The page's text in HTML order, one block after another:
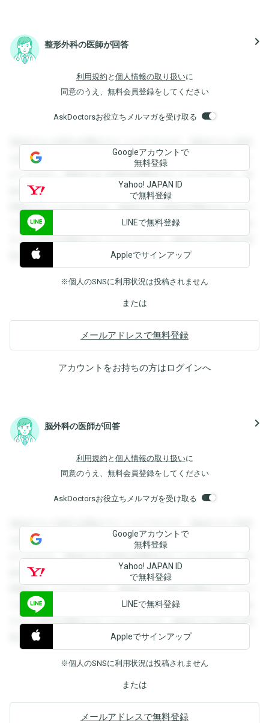
整形外科の医師が回答 navigate_next
利用規約 と 個人情報の取り扱いに
同意のうえ、無料会員登録をしてください
AskDoctorsお役立ちメルマガを受け取る
登録すると回答を閲覧することができます。登録すると回答
を閲覧することができます。登録すると回答を閲覧すること
ができます。登録すると回答を閲覧することができます。登
録すると回答を閲覧することができます。登録すると回答を
閲覧することができます。登録すると回答を閲覧することが
できます。登録すると回答を閲覧することができます。登録
すると回答を閲覧することができます。登録すると回答を閲
覧することができます。
Googleアカウントで
無料登録
Yahoo! JAPAN ID
で無料登録
LINEで無料登録
Appleでサインアップ
※個人のSNSに利用状況は投稿されません
または
メールアドレスで無料登録
アカウントをお持ちの方はログインへ
脳外科の医師が回答 navigate_next
利用規約 と 個人情報の取り扱いに
同意のうえ、無料会員登録をしてください
AskDoctorsお役立ちメルマガを受け取る
登録すると回答を閲覧することができます。登録すると回答
を閲覧することができます。登録すると回答を閲覧すること
ができます。登録すると回答を閲覧することができます。登
録すると回答を閲覧することができます。登録すると回答を
閲覧することができます。登録すると回答を閲覧することが
できます。登録すると回答を閲覧することができます。登録
すると回答を閲覧することができます。登録すると回答を閲
覧することができます。
Googleアカウントで
無料登録
Yahoo! JAPAN ID
で無料登録
LINEで無料登録
Appleでサインアップ
※個人のSNSに利用状況は投稿されません
または
メールアドレスで無料登録